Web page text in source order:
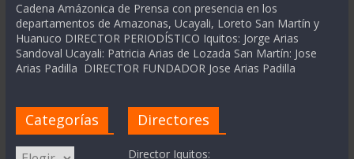
Cadena Amázonica de Prensa con presencia en los
departamentos de Amazonas, Ucayali, Loreto San Martín y
Huanuco DIRECTOR PERIODÍSTICO Iquitos: Jorge Arias
Sandoval Ucayali: Patricia Arias de Lozada San Martín: Jose
Arias Padilla DIRECTOR FUNDADOR Jose Arias Padilla
Categorías
Categorías
Directores
Director Iquitos: